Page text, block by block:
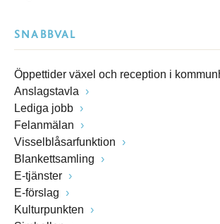
SNABBVAL
Öppettider växel och reception i
Anslagstavla
Lediga jobb
Felanmälan
Visselblåsarfunktion
Blankettsamling
E-tjänster
E-förslag
Kulturpunkten